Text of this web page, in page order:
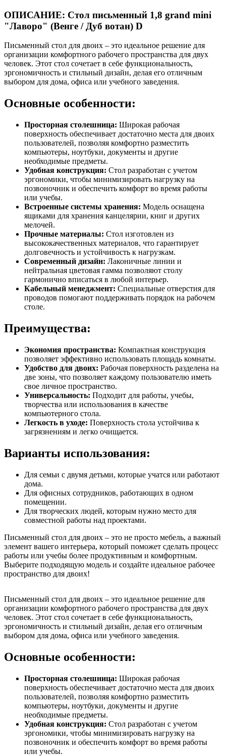
ОПИСАНИЕ: Стол письменный 1,8 grand mini
"Лаворо" (Венге / Дуб вотан) D
Письменный стол для двоих – это идеальное решение для
организации комфортного рабочего пространства для двух
человек. Этот стол сочетает в себе функциональность,
эргономичность и стильный дизайн, делая его отличным
выбором для дома, офиса или учебного заведения.
Основные особенности:
Просторная столешница: Широкая рабочая
поверхность обеспечивает достаточно места для двоих
пользователей, позволяя комфортно разместить
компьютеры, ноутбуки, документы и другие
необходимые предметы.
Удобная конструкция: Стол разработан с учетом
эргономики, чтобы минимизировать нагрузку на
позвоночник и обеспечить комфорт во время работы
или учебы.
Встроенные системы хранения: Модель оснащена
ящиками для хранения канцелярии, книг и других
мелочей.
Прочные материалы: Стол изготовлен из
высококачественных материалов, что гарантирует
долговечность и устойчивость к нагрузкам.
Современный дизайн: Лаконичные линии и
нейтральная цветовая гамма позволяют столу
гармонично вписаться в любой интерьер.
Кабельный менеджмент: Специальные отверстия для
проводов помогают поддерживать порядок на рабочем
столе.
Преимущества:
Экономия пространства: Компактная конструкция
позволяет эффективно использовать площадь комнаты.
Удобство для двоих: Рабочая поверхность разделена на
две зоны, что позволяет каждому пользователю иметь
свое личное пространство.
Универсальность: Подходит для работы, учебы,
творчества или использования в качестве
компьютерного стола.
Легкость в уходе: Поверхность стола устойчива к
загрязнениям и легко очищается.
Варианты использования:
Для семьи с двумя детьми, которые учатся или работают
дома.
Для офисных сотрудников, работающих в одном
помещении.
Для творческих людей, которым нужно место для
совместной работы над проектами.
Письменный стол для двоих – это не просто мебель, а важный
элемент вашего интерьера, который поможет сделать процесс
работы или учебы более продуктивным и комфортным.
Выберите подходящую модель и создайте идеальное рабочее
пространство для двоих!
Письменный стол для двоих – это идеальное решение для
организации комфортного рабочего пространства для двух
человек. Этот стол сочетает в себе функциональность,
эргономичность и стильный дизайн, делая его отличным
выбором для дома, офиса или учебного заведения.
Основные особенности:
Просторная столешница: Широкая рабочая
поверхность обеспечивает достаточно места для двоих
пользователей, позволяя комфортно разместить
компьютеры, ноутбуки, документы и другие
необходимые предметы.
Удобная конструкция: Стол разработан с учетом
эргономики, чтобы минимизировать нагрузку на
позвоночник и обеспечить комфорт во время работы
или учебы.